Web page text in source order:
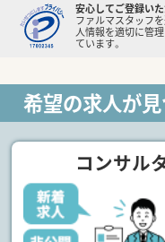
安心してご登録い
ファルマスタッフを
人情報を適切に管
ています。
希望の求人が
コンサル